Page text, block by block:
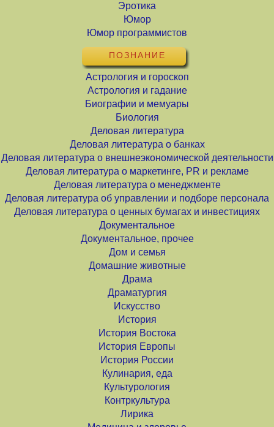
Эротика
Юмор
Юмор программистов
ПОЗНАНИЕ
Астрология и гороскоп
Астрология и гадание
Биографии и мемуары
Биология
Деловая литература
Деловая литература о банках
Деловая литература о внешнеэкономической деятельности
Деловая литература о маркетинге, PR и рекламе
Деловая литература о менеджменте
Деловая литература об управлении и подборе персонала
Деловая литература о ценных бумагах и инвестициях
Документальное
Документальное, прочее
Дом и семья
Домашние животные
Драма
Драматургия
Искусство
История
История Востока
История Европы
История России
Кулинария, еда
Культурология
Контркультура
Лирика